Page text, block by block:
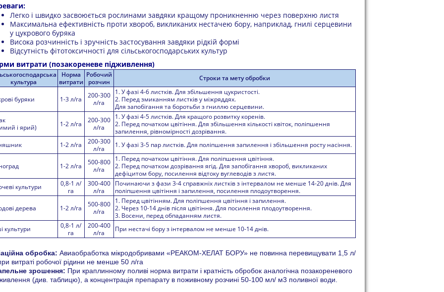
Легко і швидко засвоюється рослинами завдяки кращому проникненню через поверхню листя
Максимальна ефективність проти хвороб, викликаних нестачею бору, наприклад, гнилі серцевини
у цукрового буряка
Висока розчинність і зручність застосування завдяки рідкій формі
Відсутність фітотоксичності для сільськогосподарських культур
витрати (позакореневе підживлення)
культура
Норма
витрати
Робочий
розчин
Строки та мету обробки
буряки 1-3 л/га
200-300
л/га
1. У фазі 4-6 листків. Для збільшення цукристості.
2. Перед змиканням листків у міжряддях.
Для запобігання та боротьби з гниллю серцевини.
і ярий)
1-2 л/га
200-300
л/га
1. У фазі 4-5 листків. Для кращого розвитку коренів.
2. Перед початком цвітіння. Для збільшення кількості квіток, поліпшення
запилення, рівномірності дозрівання.
1-2 л/га
200-300
л/га
1. У фазі 3-5 пар листків. Для поліпшення запилення і збільшення росту насіння.
1-2 л/га
500-800
л/га
1. Перед початком цвітіння. Для поліпшення цвітіння.
2. Перед початком дозрівання ягід. Для запобігання хвороб, викликаних
дефіцитом бору, посилення відтоку вуглеводів з листя.
культури
0,8-1 л/
га
300-400
л/га
Починаючи з фази 3-4 справжніх листків з інтервалом не менше 14-20 днів. Для
поліпшення цвітіння і запилення, посилення плодоутворення.
дерева 1-2 л/га
500-800
л/га
1. Перед цвітінням. Для поліпшення цвітіння і запилення.
2. Через 10-14 днів після цвітіння. Для посилення плодоутворення.
3. Восени, перед обпаданням листя.
культури
0,8-1 л/
га
200-400
л/га
При нестачі бору з інтервалом не менше 10-14 днів.
обробка: Авиаобработка мікродобривами «РЕАКОМ-ХЕЛАТ БОРУ» не повинна перевищувати 1,5 л/
витраті робочої рідини не менше 50 л/га
зрошення: При краплинному поливі норма витрати і кратність обробок аналогічна позакореневого
(див. таблицю), а концентрація препарату в поживному розчині 50-100 мл/ м3 поливної води.